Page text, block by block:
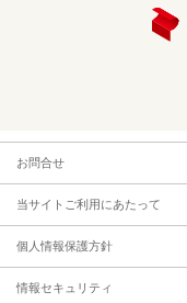
お問合せ
当サイトご利用にあたって
個人情報保護方針
情報セキュリティ